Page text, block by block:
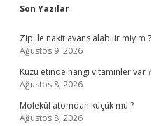
Sidebar
Son Yazılar
Zip ile nakit avans alabilir miyim ?
Ağustos 9, 2026
Kuzu etinde hangi vitaminler var ?
Ağustos 8, 2026
Molekül atomdan küçük mü ?
Ağustos 8, 2026